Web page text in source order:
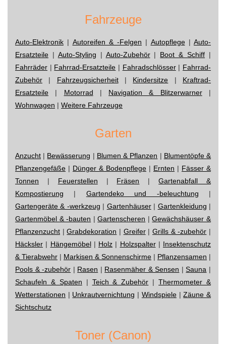
Fahrzeuge
Auto-Elektronik | Autoreifen & -Felgen | Autopflege| Auto-
Ersatzteile | Auto-Styling | Auto-Zubehör| Boot & Schiff |
Fahrräder | Fahrrad-Ersatzteile | Fahradschlösser| Fahrrad-
Zubehör | Fahrzeugsicherheit| Kindersitze | Kraftrad-
Ersatzteile | Motorrad | Navigation & Blitzerwarner|
Wohnwagen | Weitere Fahrzeuge
Garten
Anzucht | Bewässerung | Blumen & Pflanzen | Blumentöpfe &
Pflanzengefäße | Dünger & Bodenpflege | Ernten | Fässer &
Tonnen | Feuerstellen | Fräsen |Gartenabfall &
Kompostierung | Gartendeko und -beleuchtung |
Gartengeräte & -werkzeug | Gartenhäuser| Gartenkleidung |
Gartenmöbel & -bauten |Gartenscheren |Gewächshäuser &
Pflanzenzucht |Grabdekoration | Greifer|Grills & -zubehör |
Häcksler | Hängemöbel| Holz | Holzspalter| Insektenschutz
& Tierabwehr | Markisen & Sonnenschirme | Pflanzensamen |
Pools & -zubehör | Rasen | Rasenmäher & Sensen |Sauna |
Schaufeln & Spaten | Teich & Zubehör |Thermometer &
Wetterstationen | Unkrautvernichtung | Windspiele|Zäune &
Sichtschutz
Toner (Canon)